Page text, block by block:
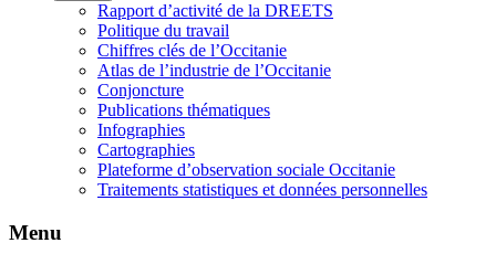
Rapport d’activité de la DREETS
Politique du travail
Chiffres clés de l’Occitanie
Atlas de l’industrie de l’Occitanie
Conjoncture
Publications thématiques
Infographies
Cartographies
Plateforme d’observation sociale Occitanie
Traitements statistiques et données personnelles
Menu